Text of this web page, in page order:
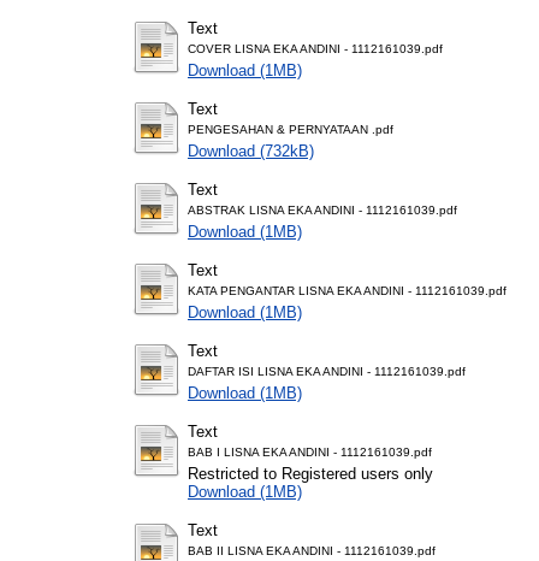
Text
COVER LISNA EKA ANDINI - 1112161039.pdf
Download (1MB)
Text
PENGESAHAN & PERNYATAAN .pdf
Download (732kB)
Text
ABSTRAK LISNA EKA ANDINI - 1112161039.pdf
Download (1MB)
Text
KATA PENGANTAR LISNA EKA ANDINI - 1112161039.pdf
Download (1MB)
Text
DAFTAR ISI LISNA EKA ANDINI - 1112161039.pdf
Download (1MB)
Text
BAB I LISNA EKA ANDINI - 1112161039.pdf
Restricted to Registered users only
Download (1MB)
Text
BAB II LISNA EKA ANDINI - 1112161039.pdf